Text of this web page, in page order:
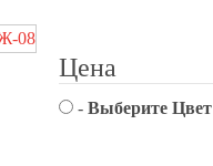
Цена
- Выберите Цвет